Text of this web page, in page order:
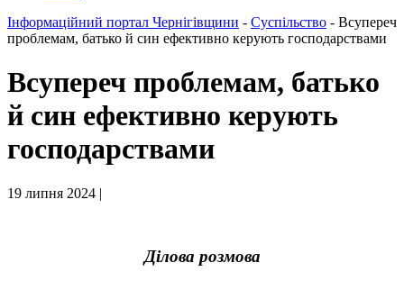
Інформаційний портал Чернігівщини - Суспільство - Всупереч
проблемам, батько й син ефективно керують господарствами
Всупереч проблемам, батько
й син ефективно керують
господарствами
19 липня 2024 |
Ділова розмова